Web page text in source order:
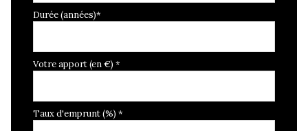
Durée (années)*
Votre apport (en €) *
Taux d'emprunt (%) *